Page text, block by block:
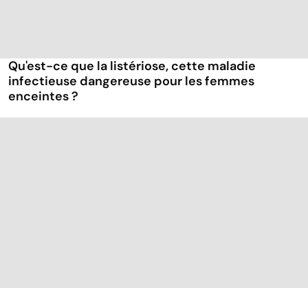
Qu'est-ce que la listériose, cette maladie
infectieuse dangereuse pour les femmes
enceintes ?